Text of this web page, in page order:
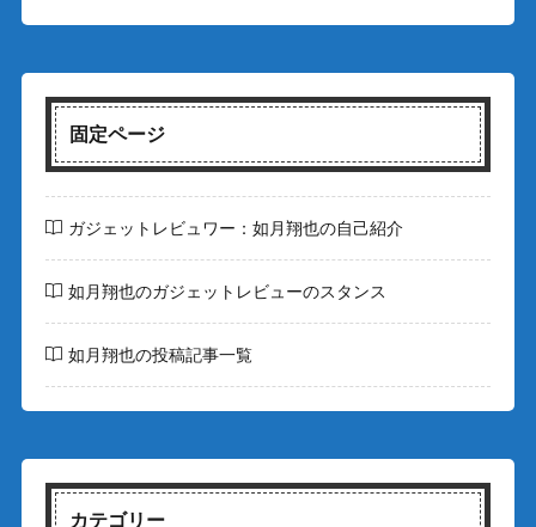
固定ページ
ガジェットレビュワー：如月翔也の自己紹介
如月翔也のガジェットレビューのスタンス
如月翔也の投稿記事一覧
カテゴリー